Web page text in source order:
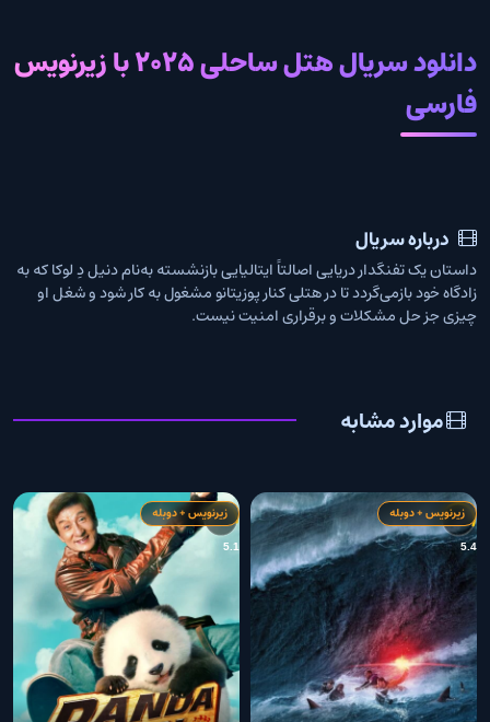
دانلود سریال هتل ساحلی 2025 با زیرنویس
فارسی
درباره سریال
داستان یک تفنگدار دریایی اصالتاً ایتالیایی بازنشسته به‌نام دنیل دِ لوکا که به
زادگاه خود بازمی‌گردد تا در هتلی کنار پوزیتانو مشغول به کار شود و شغل او
چیزی جز حل مشکلات و برقراری امنیت نیست.
موارد مشابه
5.4
زیرنویس + دوبله
5.1
زیرنویس + دوبله